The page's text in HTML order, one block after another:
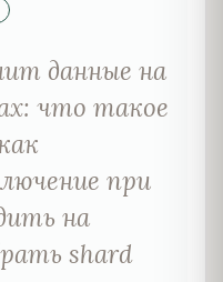
данные на
что такое
при
на
shard